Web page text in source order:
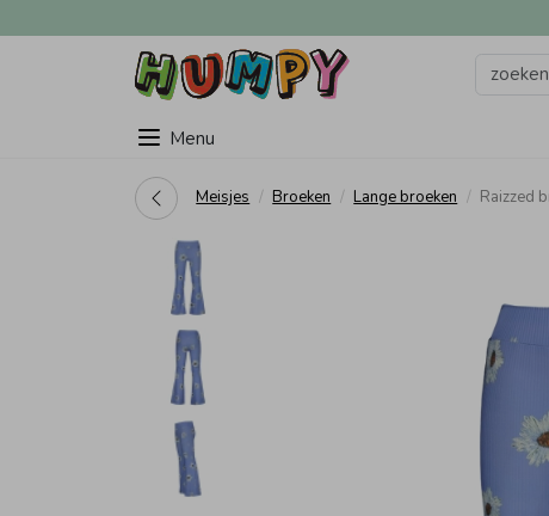
Menu
Meisjes Broeken Lange broeken Raizzed